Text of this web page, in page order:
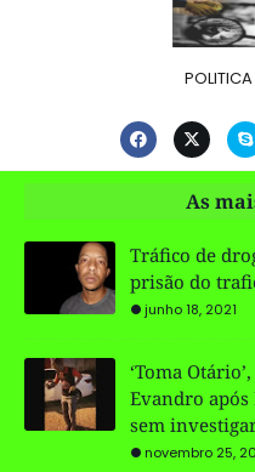
As
Tráfico de
prisão do
junho 18, 2021
‘Toma
Evandro
sem
novembro 25,